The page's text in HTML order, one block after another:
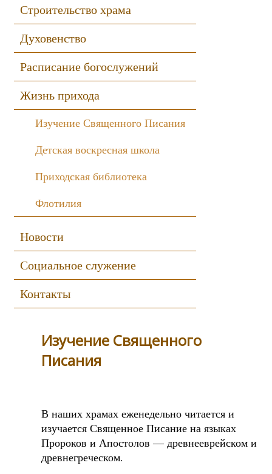
Строительство храма
Духовенство
Расписание богослужений
Жизнь прихода
Изучение Священного Писания
Детская воскресная школа
Приходская библиотека
Флотилия
Новости
Социальное служение
Контакты
Изучение Священного
Писания
В наших храмах еженедельно читается и
изучается Священное Писание на языках
Пророков и Апостолов — древнееврейском и
древнегреческом.